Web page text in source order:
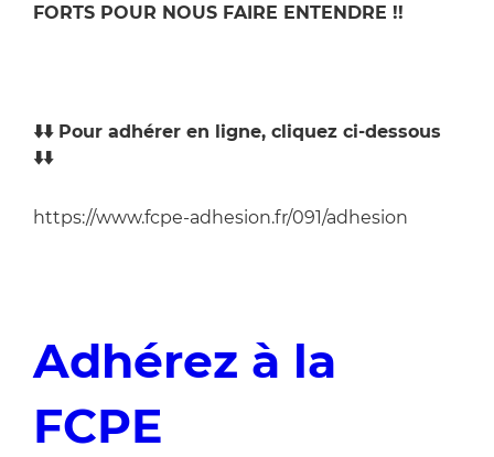
FORTS POUR NOUS FAIRE ENTENDRE !!
⬇️⬇️ Pour adhérer en ligne, cliquez ci-dessous
⬇️⬇️
https://www.fcpe-adhesion.fr/091/adhesion
Adhérez à la
FCPE